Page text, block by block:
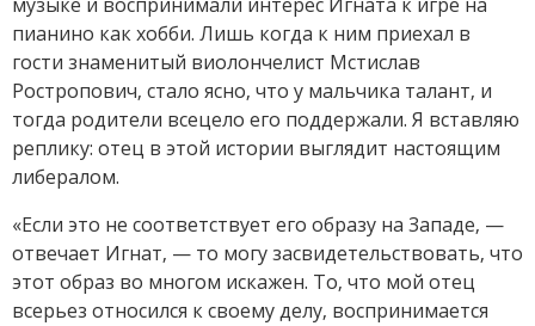
пианино как хобби. Лишь когда к ним приехал в
гости знаменитый виолончелист Мстислав
Ростропович, стало ясно, что у мальчика талант, и
тогда родители всецело его поддержали. Я вставляю
реплику: отец в этой истории выглядит настоящим
либералом.
«Если это не соответствует его образу на Западе, —
отвечает Игнат, — то могу засвидетельствовать, что
этот образ во многом искажен. То, что мой отец
всерьез относился к своему делу, воспринимается